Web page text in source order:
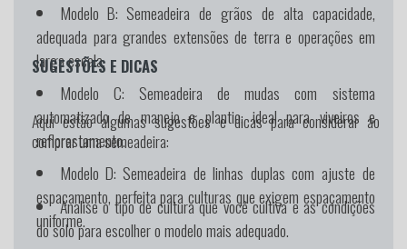
Modelo B: Semeadeira de grãos de alta capacidade,
adequada para grandes extensões de terra e operações em
larga escala.
Modelo C: Semeadeira de mudas com sistema
automatizado de manejo e plantio, ideal para viveiros e
reflorestamento.
Modelo D: Semeadeira de linhas duplas com ajuste de
espaçamento, perfeita para culturas que exigem espaçamento
uniforme.
SUGESTÕES E DICAS
Aqui estão algumas sugestões e dicas para considerar ao
comprar uma semeadeira:
Analise o tipo de cultura que você cultiva e as condições
do solo para escolher o modelo mais adequado.